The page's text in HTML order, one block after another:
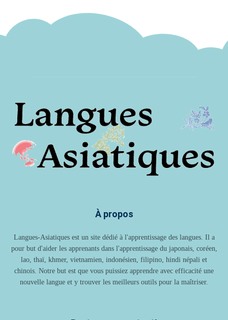
À propos
Langues-Asiatiques est un site dédié à l'apprentissage des langues. Il a
pour but d'aider les apprenants dans l'apprentissage du japonais, coréen,
lao, thaï, khmer, vietnamien, indonésien, filipino, hindi népali et
chinois. Notre but est que vous puissiez apprendre avec efficacité une
nouvelle langue et y trouver les meilleurs outils pour la maîtriser.